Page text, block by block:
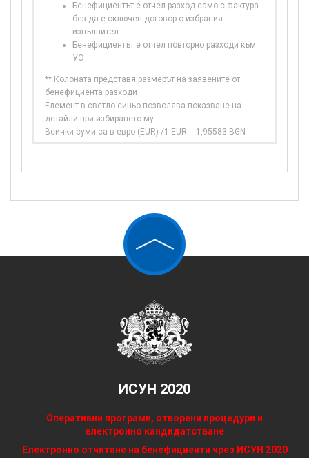
Бенефициентът е отчел разход само с фактура
без да е сключен договор с избрания
изпълнител
Бенефициентът е отчел повторно разходи към
УО
** Колоната представя размерът на заявените от
бенефициента разходи
Елемент в светло синьо позволява показване на
детайли при избирането му
Всички суми са в евро (EUR) /1 EUR = 1,95583 BGN
ИСУН 2020
Оперативни програми, отворени процедури и
електронно кандидатстване
Електронно отчитане на бенефициенти чрез ИСУН 2020